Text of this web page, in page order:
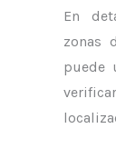
En
zonas
puede